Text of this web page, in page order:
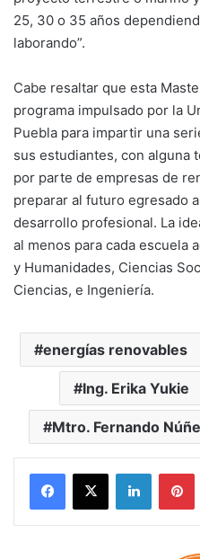
25, 30 o 35 años
laborando”.
Cabe resaltar que esta
programa impulsado por la
Puebla para impartir una
sus estudiantes, con alguna
por parte de empresas de
preparar al futuro egresado
desarrollo profesional. La
al menos para cada escuela
y Humanidades, Ciencias
Ciencias, e Ingeniería.
energías renovables
Ing. Erika Yukie
Mtro. Fernando
LinkedIn